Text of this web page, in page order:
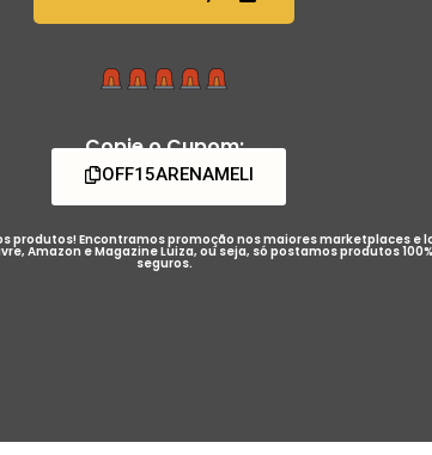
Copie o Cupom:
OFF15ARENAMELI
produtos! Encontramos promoção nos maiores marketplaces e
Amazon e Magazine Luiza, ou seja, só postamos produtos 100%
seguros.